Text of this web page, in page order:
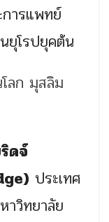
การแพทย์
ยุโรปยุคต้น
ดจ์
ประเทศ
าวิทยาลัย